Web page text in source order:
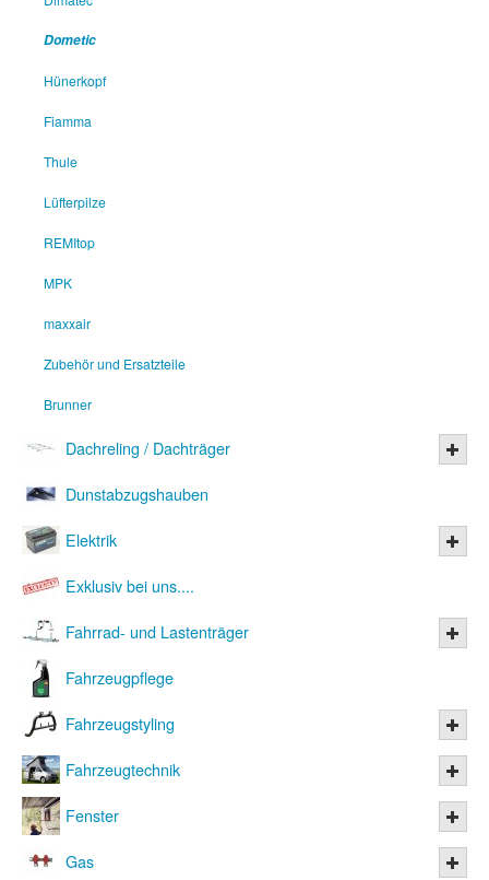
Dometic
Hünerkopf
Fiamma
Thule
Lüfterpilze
REMItop
MPK
maxxair
Zubehör und Ersatzteile
Brunner
Dachreling / Dachträger
Dunstabzugshauben
Elektrik
Exklusiv bei uns....
Fahrrad- und Lastenträger
Fahrzeugpflege
Fahrzeugstyling
Fahrzeugtechnik
Fenster
Gas